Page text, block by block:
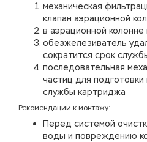
механическая
клапан аэрационной
в аэрационной
обезжелезиватель
сократится срок
последовательная
частиц для
службы картриджа
Рекомендации к монтажу:
Перед системой
воды и повреждению